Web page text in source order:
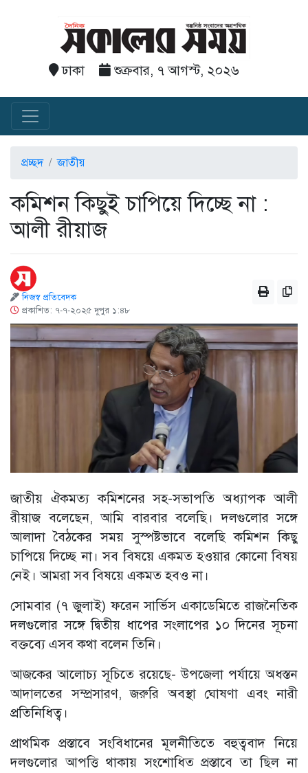
ঢাকা শুক্রবার, ৭ আগস্ট, ২০২৬
প্রচ্ছদ জাতীয়
কমিশন কিছুই চাপিয়ে দিচ্ছে না :
আলী রীয়াজ
নিজস্ব প্রতিবেদক
প্রকাশিত: ৭-৭-২০২৫ দুপুর ১:৪৮
জাতীয় ঐকমত্য কমিশনের সহ-সভাপতি অধ্যাপক আলী
রীয়াজ বলেছেন, আমি বারবার বলেছি। দলগুলোর সঙ্গে
আলাদা বৈঠকের সময় সুস্পষ্টভাবে বলেছি কমিশন কিছু
চাপিয়ে দিচ্ছে না। সব বিষয়ে একমত হওয়ার কোনো বিষয়
নেই। আমরা সব বিষয়ে একমত হবও না।
সোমবার (৭ জুলাই) ফরেন সার্ভিস একাডেমিতে রাজনৈতিক
দলগুলোর সঙ্গে দ্বিতীয় ধাপের সংলাপের ১০ দিনের সূচনা
বক্তব্যে এসব কথা বলেন তিনি।
আজকের আলোচ্য সূচিতে রয়েছে- উপজেলা পর্যায়ে অধস্তন
আদালতের সম্প্রসারণ, জরুরি অবস্থা ঘোষণা এবং নারী
প্রতিনিধিত্ব।
প্রাথমিক প্রস্তাবে সংবিধানের মূলনীতিতে বহুত্ববাদ নিয়ে
দলগুলোর আপত্তি থাকায় সংশোধিত প্রস্তাবে তা ছিল না